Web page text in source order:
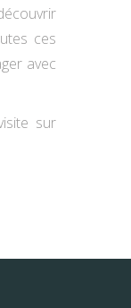
ces
avec
sur